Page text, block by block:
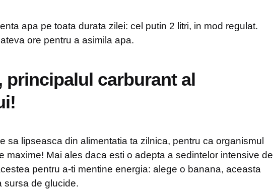
apa pe toata durata zilei: cel putin 2 litri, in mod regulat.
ore pentru a asimila apa.
principalul carburant al
sa lipseasca din alimentatia ta zilnica, pentru ca organismul
maxime! Mai ales daca esti o adepta a sedintelor intensive de
pentru a-ti mentine energia: alege o banana, aceasta
sursa de glucide.